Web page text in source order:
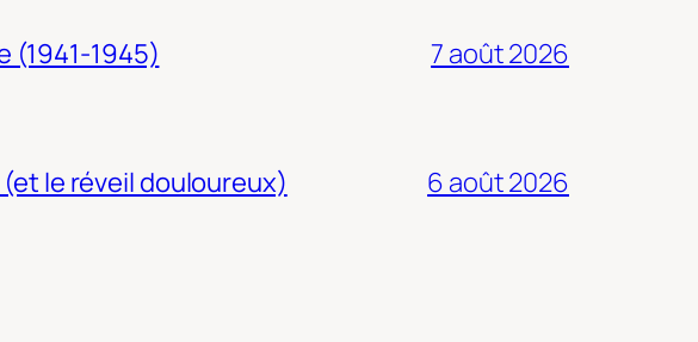
(1941-1945) 7 août 2026
le réveil douloureux) 6 août 2026